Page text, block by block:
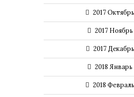
2017 Октябрь
2017 Ноябрь
2017 Декабрь
2018 Январь
2018 Февраль